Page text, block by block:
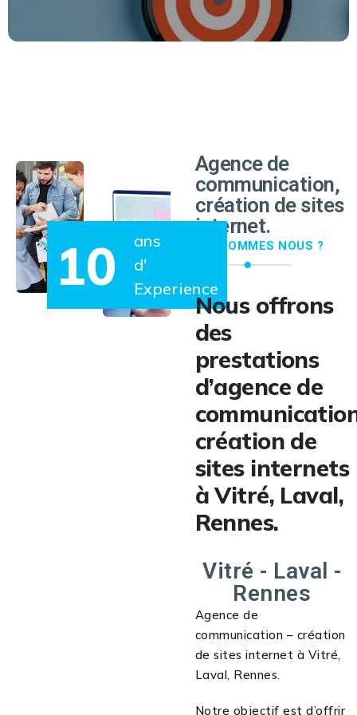
EN SAVOIR PLUS
10
ans
d'
Experience
Agence de
communication,
création de sites
internet.
QUI SOMMES NOUS ?
Nous offrons
des
prestations
d’agence de
création de
sites internets
à Vitré, Laval,
Rennes.
Vitré - Laval -
Rennes
Agence de
communication – création
de sites internet à Vitré,
Laval, Rennes.
Notre objectif est d’offrir